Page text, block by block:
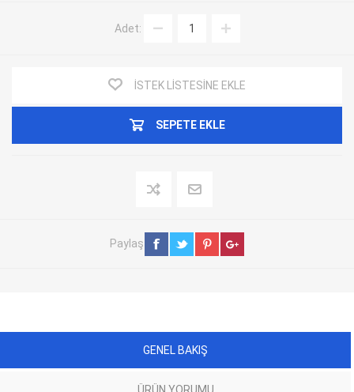
Adet:
İSTEK LISTESINE EKLE
SEPETE EKLE
Paylaş
GENEL BAKIŞ